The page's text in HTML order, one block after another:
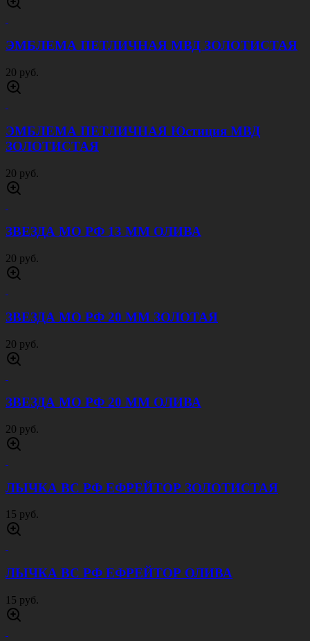
ЭМБЛЕМА ПЕТЛИЧНАЯ МВД ЗОЛОТИСТАЯ
20 руб.
ЭМБЛЕМА ПЕТЛИЧНАЯ Юстиция МВД
ЗОЛОТИСТАЯ
20 руб.
ЗВЕЗДА МО РФ 13 ММ ОЛИВА
20 руб.
ЗВЕЗДА МО РФ 20 ММ ЗОЛОТАЯ
20 руб.
ЗВЕЗДА МО РФ 20 ММ ОЛИВА
20 руб.
ЛЫЧКА ВС РФ ЕФРЕЙТОР ЗОЛОТИСТАЯ
15 руб.
ЛЫЧКА ВС РФ ЕФРЕЙТОР ОЛИВА
15 руб.